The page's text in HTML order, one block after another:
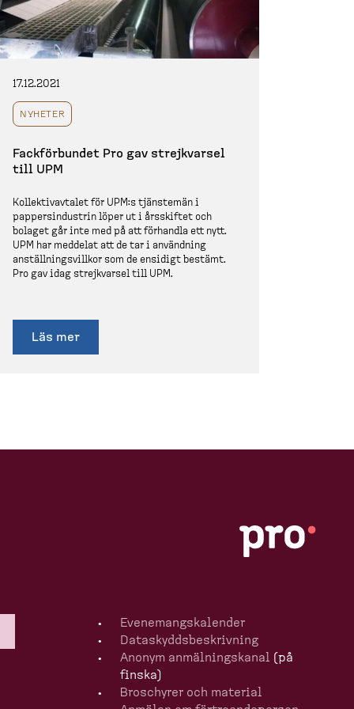
17.12.2021
NYHETER
Fackför­bundet Pro gav strejk­varsel
till UPM
Kollek­tivavtalet för UPM:s tjänstemän i
pappers­in­dustrin löper ut i årsskiftet och
bolaget går inte med på att förhandla ett nytt.
UPM har meddelat att de tar i användning
anställ­nings­villkor som de ensidigt bestämt.
Pro gav idag strejk­varsel till UPM.
Läs mer
Evenemangska­lender
Dataskydds­be­skrivning
Anonym anmälningskanal (på
finska)
Broschyrer och material